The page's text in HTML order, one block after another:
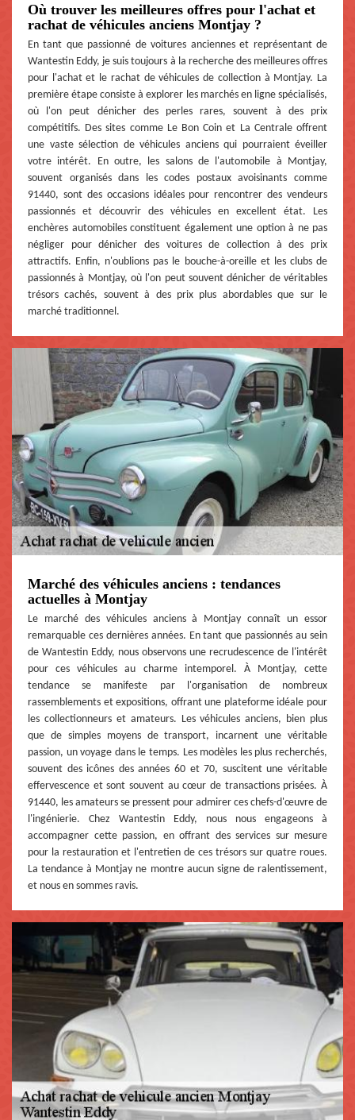
Où trouver les meilleures offres pour l'achat et
rachat de véhicules anciens Montjay ?
En tant que passionné de voitures anciennes et représentant de
Wantestin Eddy, je suis toujours à la recherche des meilleures offres
pour l'achat et le rachat de véhicules de collection à Montjay. La
première étape consiste à explorer les marchés en ligne spécialisés,
où l'on peut dénicher des perles rares, souvent à des prix
compétitifs. Des sites comme Le Bon Coin et La Centrale offrent
une vaste sélection de véhicules anciens qui pourraient éveiller
votre intérêt. En outre, les salons de l'automobile à Montjay,
souvent organisés dans les codes postaux avoisinants comme
91440, sont des occasions idéales pour rencontrer des vendeurs
passionnés et découvrir des véhicules en excellent état. Les
enchères automobiles constituent également une option à ne pas
négliger pour dénicher des voitures de collection à des prix
attractifs. Enfin, n'oublions pas le bouche-à-oreille et les clubs de
passionnés à Montjay, où l'on peut souvent dénicher de véritables
trésors cachés, souvent à des prix plus abordables que sur le
marché traditionnel.
Marché des véhicules anciens : tendances
actuelles à Montjay
Le marché des véhicules anciens à Montjay connaît un essor
remarquable ces dernières années. En tant que passionnés au sein
de Wantestin Eddy, nous observons une recrudescence de l'intérêt
pour ces véhicules au charme intemporel. À Montjay, cette
tendance se manifeste par l'organisation de nombreux
rassemblements et expositions, offrant une plateforme idéale pour
les collectionneurs et amateurs. Les véhicules anciens, bien plus
que de simples moyens de transport, incarnent une véritable
passion, un voyage dans le temps. Les modèles les plus recherchés,
souvent des icônes des années 60 et 70, suscitent une véritable
effervescence et sont souvent au cœur de transactions prisées. À
91440, les amateurs se pressent pour admirer ces chefs-d'œuvre de
l'ingénierie. Chez Wantestin Eddy, nous nous engageons à
accompagner cette passion, en offrant des services sur mesure
pour la restauration et l'entretien de ces trésors sur quatre roues.
La tendance à Montjay ne montre aucun signe de ralentissement,
et nous en sommes ravis.